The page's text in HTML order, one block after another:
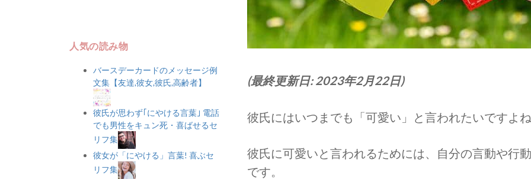
(最終更新日: 2023年2月22日)
彼氏にはいつまでも「可愛い」と言われたいですよ
彼氏に可愛いと言われるためには、自分の言動や行
です。
人気の読み物
バースデーカードのメッセージ例
文集【友達,彼女,彼氏,高齢者】
彼氏が思わず｢にやける言葉｣ 電話
でも男性をキュン死・喜ばせるセ
リフ集
彼女が「にやける」言葉! 喜ぶセ
リフ集